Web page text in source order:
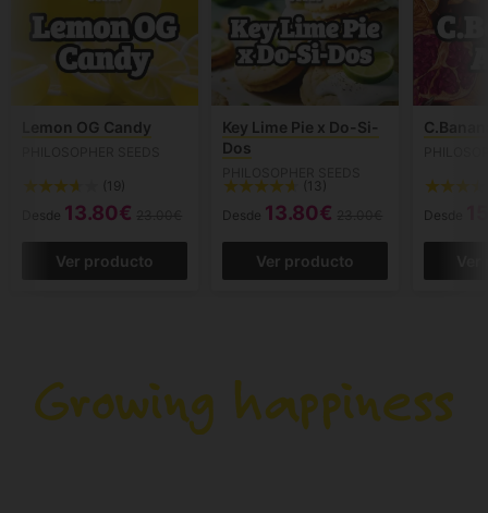
Lemon OG Candy
(19)
Desde 13.80€
Ver producto
Key Lime Pie x Do-Si-
Dos
(13)
Desde 13.80€
Ver producto
Desde